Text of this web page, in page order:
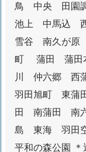
鳥 中央 田園
池上 中馬込
雪谷 南久が
町 蒲田 蒲田
川 仲六郷 西
羽田旭町 東
田 南蒲田 南
島 東海 羽田
平和の森公園 ＊